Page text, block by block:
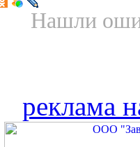
Нашли
реклама